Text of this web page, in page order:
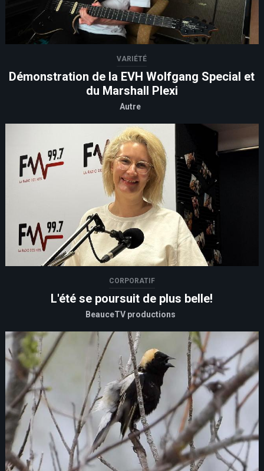
VARIÉTÉ
Démonstration de la EVH Wolfgang Special et
du Marshall Plexi
Autre
CORPORATIF
L'été se poursuit de plus belle!
BeauceTV productions